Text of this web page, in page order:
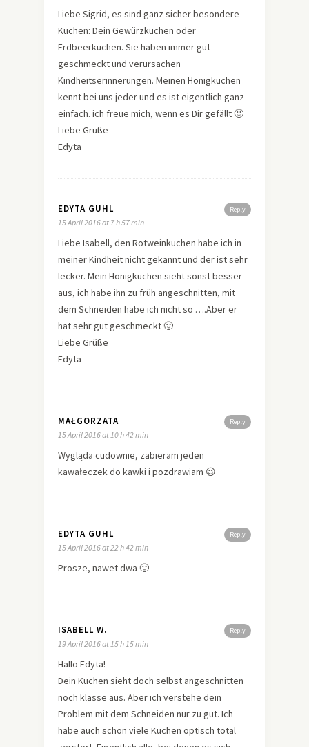
Liebe Sigrid, es sind ganz sicher besondere
Kuchen: Dein Gewürzkuchen oder
Erdbeerkuchen. Sie haben immer gut
geschmeckt und verursachen
Kindheitserinnerungen. Meinen Honigkuchen
kennt bei uns jeder und es ist eigentlich ganz
einfach. ich freue mich, wenn es Dir gefällt 🙂
Liebe Grüße
Edyta
Reply
EDYTA GUHL
15 April 2016 at 7 h 57 min
Liebe Isabell, den Rotweinkuchen habe ich in
meiner Kindheit nicht gekannt und der ist sehr
lecker. Mein Honigkuchen sieht sonst besser
aus, ich habe ihn zu früh angeschnitten, mit
dem Schneiden habe ich nicht so ….Aber er
hat sehr gut geschmeckt 🙂
Liebe Grüße
Edyta
Reply
MAŁGORZATA
15 April 2016 at 10 h 42 min
Wygląda cudownie, zabieram jeden
kawałeczek do kawki i pozdrawiam 😉
Reply
EDYTA GUHL
15 April 2016 at 22 h 42 min
Prosze, nawet dwa 🙂
Reply
ISABELL W.
19 April 2016 at 15 h 15 min
Hallo Edyta!
Dein Kuchen sieht doch selbst angeschnitten
noch klasse aus. Aber ich verstehe dein
Problem mit dem Schneiden nur zu gut. Ich
habe auch schon viele Kuchen optisch total